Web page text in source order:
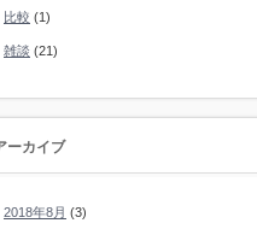
比較 (1)
雑談 (21)
ーカイブ
2018年8月 (3)